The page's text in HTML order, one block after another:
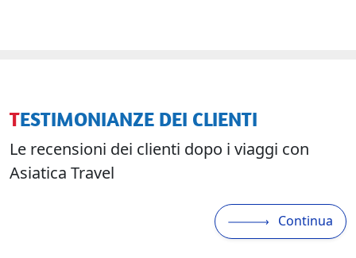
TESTIMONIANZE DEI CLIENTI
Le recensioni dei clienti dopo i viaggi con
Asiatica Travel
Continua